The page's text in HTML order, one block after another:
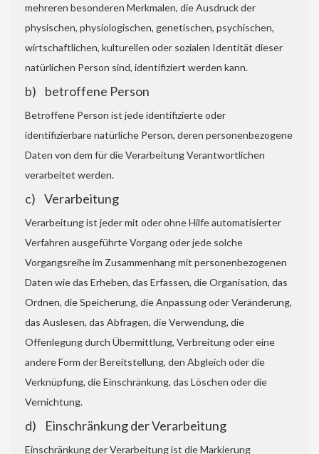
mehreren besonderen Merkmalen, die Ausdruck der
physischen, physiologischen, genetischen, psychischen,
wirtschaftlichen, kulturellen oder sozialen Identität dieser
natürlichen Person sind, identifiziert werden kann.
b) betroffene Person
Betroffene Person ist jede identifizierte oder
identifizierbare natürliche Person, deren personenbezogene
Daten von dem für die Verarbeitung Verantwortlichen
verarbeitet werden.
c) Verarbeitung
Verarbeitung ist jeder mit oder ohne Hilfe automatisierter
Verfahren ausgeführte Vorgang oder jede solche
Vorgangsreihe im Zusammenhang mit personenbezogenen
Daten wie das Erheben, das Erfassen, die Organisation, das
Ordnen, die Speicherung, die Anpassung oder Veränderung,
das Auslesen, das Abfragen, die Verwendung, die
Offenlegung durch Übermittlung, Verbreitung oder eine
andere Form der Bereitstellung, den Abgleich oder die
Verknüpfung, die Einschränkung, das Löschen oder die
Vernichtung.
d) Einschränkung der Verarbeitung
Einschränkung der Verarbeitung ist die Markierung